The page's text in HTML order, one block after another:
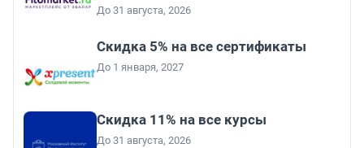
До 31 августа, 2026
Скидка 5% на все сертификаты
До 1 января, 2027
Скидка 11% на все курсы
До 31 августа, 2026